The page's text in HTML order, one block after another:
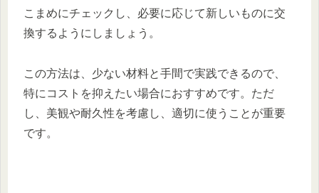
こまめにチェックし、必要に応じて新しいものに交
換するようにしましょう。
この方法は、少ない材料と手間で実践できるので、
特にコストを抑えたい場合におすすめです。ただ
し、美観や耐久性を考慮し、適切に使うことが重要
です。